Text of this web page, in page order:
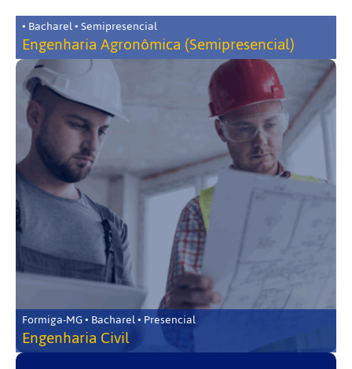
• Bacharel • Semipresencial
Engenharia Agronômica (Semipresencial)
Formiga-MG • Bacharel • Presencial
Engenharia Civil